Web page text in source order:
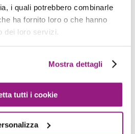
i quali potrebbero combinarle
ha fornito loro o che hanno
dei loro servizi.
Mostra dettagli
tutti i cookie
applicazioni
con i microservizi presenta
dubbio il […]